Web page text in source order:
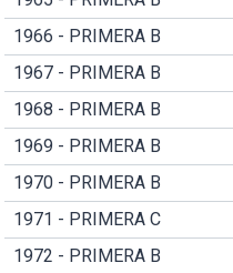
1966 - PRIMERA B
1967 - PRIMERA B
1968 - PRIMERA B
1969 - PRIMERA B
1970 - PRIMERA B
1971 - PRIMERA C
1972 - PRIMERA B